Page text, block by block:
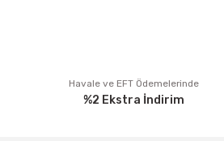
Havale ve EFT Ödemelerinde
%2 Ekstra İndirim